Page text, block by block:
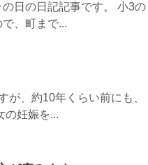
日の日記記事です。 小3の
、町まで...
が、約10年くらい前にも、
の妊娠を...